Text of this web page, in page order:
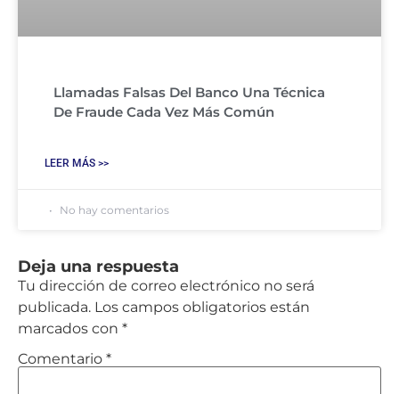
Llamadas Falsas Del Banco Una Técnica
De Fraude Cada Vez Más Común
LEER MÁS >>
No hay comentarios
Deja una respuesta
Tu dirección de correo electrónico no será
publicada. Los campos obligatorios están
marcados con *
Comentario *